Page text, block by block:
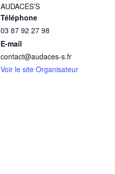
AUDACES’S
Téléphone
03 87 92 27 98
E-mail
contact@audaces-s.fr
Voir le site Organisateur